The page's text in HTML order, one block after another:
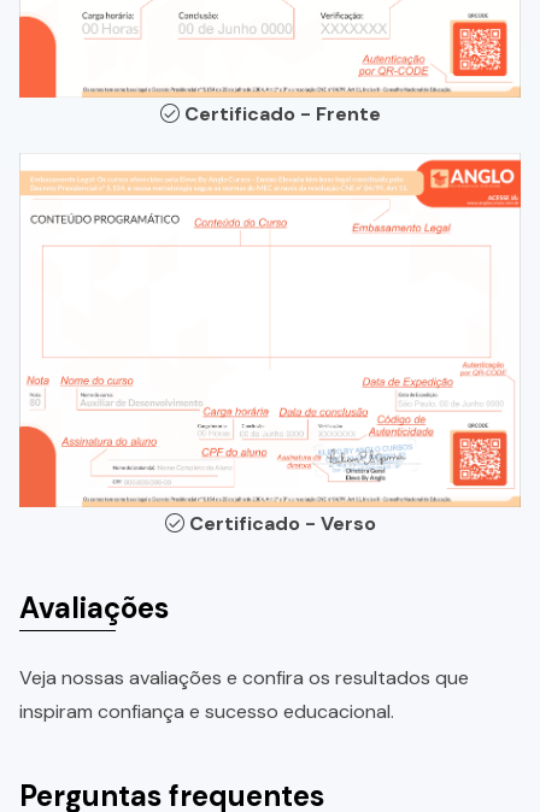
Certificado - Frente
Certificado - Verso
Avaliações
Veja nossas avaliações e confira os resultados que
inspiram confiança e sucesso educacional.
Perguntas frequentes